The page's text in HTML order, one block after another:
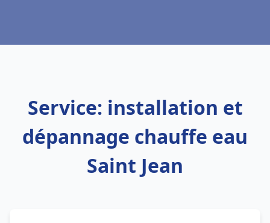
Service: installation et
dépannage chauffe eau
Saint Jean